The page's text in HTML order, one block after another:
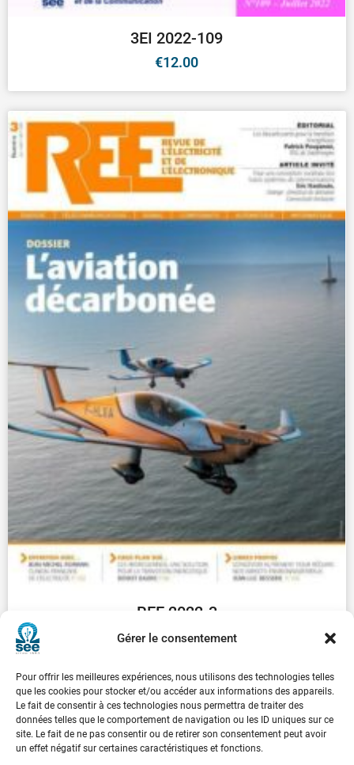
Gérer le consentement
Pour offrir les meilleures expériences, nous utilisons des technologies telles
que les cookies pour stocker et/ou accéder aux informations des appareils.
Le fait de consentir à ces technologies nous permettra de traiter des
données telles que le comportement de navigation ou les ID uniques sur ce
site. Le fait de ne pas consentir ou de retirer son consentement peut avoir
un effet négatif sur certaines caractéristiques et fonctions.
3EI 2022-109
€12.00
REE 2022-3
€30.00
1 2 3 4 5 6 7 8 ... 9
Suivant